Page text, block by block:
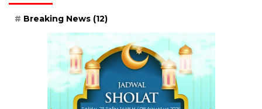
Breaking News (12)